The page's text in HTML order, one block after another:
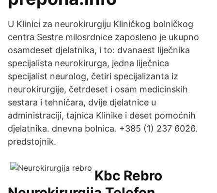
U Klinici za neurokirurgiju Kliničkog bolničkog
centra Sestre milosrdnice zaposleno je ukupno
osamdeset djelatnika, i to: dvanaest liječnika
specijalista neurokirurga, jedna liječnica
specijalist neurolog, četiri specijalizanta iz
neurokirurgije, četrdeset i osam medicinskih
sestara i tehničara, dvije djelatnice u
administraciji, tajnica Klinike i deset pomoćnih
djelatnika. dnevna bolnica. +385 (1) 237 6026.
predstojnik.
Kbc Rebro